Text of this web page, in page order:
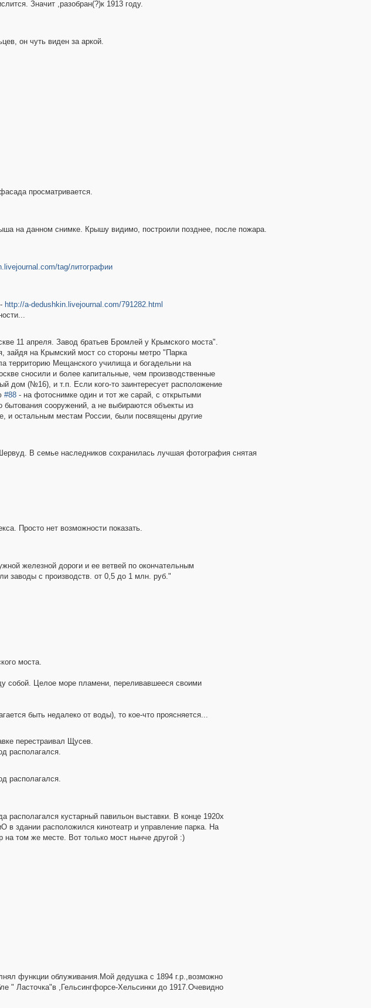
Значит ,разобран(?)к 1913 году.
он чуть виден за аркой.
просматривается.
на данном снимке. Крышу видимо, построили позднее, после пожара.
tag/литографии
http://a-dedushkin.livejournal.com/791282.html
11 апреля. Завод братьев Бромлей у Крымского моста".
зайдя на Крымский мост со стороны метро "Парка
территорию Мещанского училища и богадельни на
сносили и более капитальные, чем производственные
дом (№16), и т.п. Если кого-то заинтересует расположение
#88- на фотоснимке один и тот же сарай, с открытыми
бытования сооружений, а не выбираются объекты из
и остальным местам России, были посвящены другие
В семье наследников сохранилась лучшая фотография снятая
Просто нет возможности показать.
железной дороги и ее ветвей по окончательным
заводы с производств. от 0,5 до 1 млн. руб."
моста.
собой. Целое море пламени, переливавшееся своими
быть недалеко от воды), то кое-что проясняется...
перестраивал Щусев.
располагался.
располагался.
кустарный павильон выставки. В конце 1920х
здании расположился кинотеатр и управление парка. На
на том же месте. Вот только мост нынче другой :)
функции облуживания.Мой дедушка с 1894 г.р.,возможно
" Ласточка"в ,Гельсингфорсе-Хельсинки до 1917.Очевидно